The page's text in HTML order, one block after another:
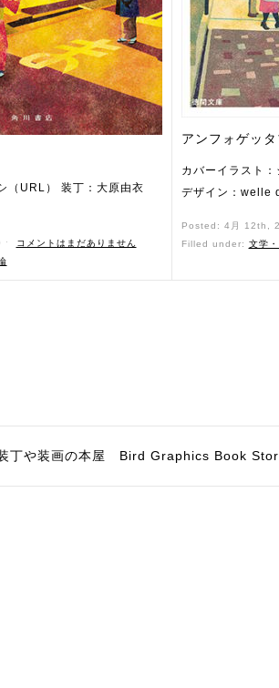
（URL） 装丁：大原由衣
ˑ
コメントはまだありません
アンフォゲッ
カバーイラスト
デザイン：welle
Posted: 4月 12th,
Filled under: 文学
丁や装画の本屋 Bird Graphics Book